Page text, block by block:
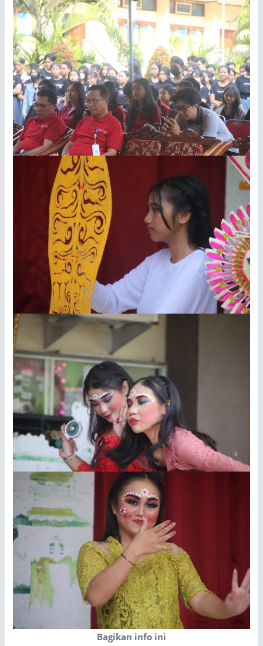
Bagikan info ini